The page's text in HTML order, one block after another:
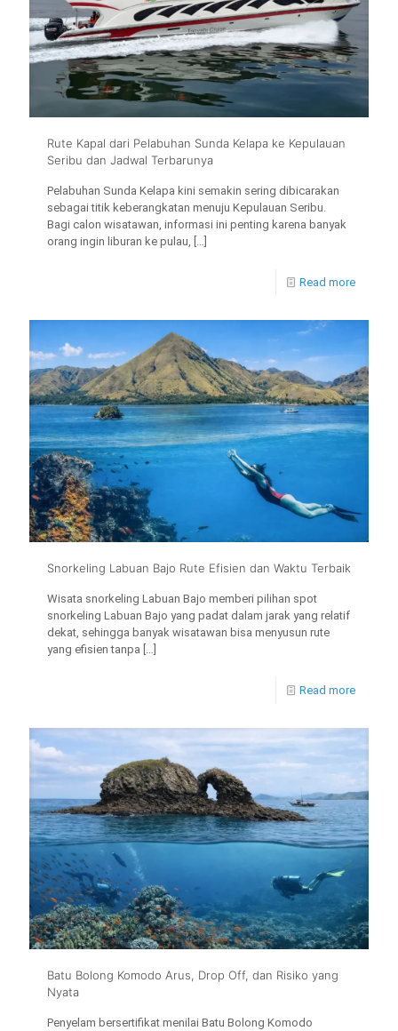
Rute Kapal dari Pelabuhan Sunda Kelapa ke Kepulauan
Seribu dan Jadwal Terbarunya
Pelabuhan Sunda Kelapa kini semakin sering dibicarakan
sebagai titik keberangkatan menuju Kepulauan Seribu.
Bagi calon wisatawan, informasi ini penting karena banyak
orang ingin liburan ke pulau, […]
Read more
Snorkeling Labuan Bajo Rute Efisien dan Waktu Terbaik
Wisata snorkeling Labuan Bajo memberi pilihan spot
snorkeling Labuan Bajo yang padat dalam jarak yang relatif
dekat, sehingga banyak wisatawan bisa menyusun rute
yang efisien tanpa […]
Read more
Batu Bolong Komodo Arus, Drop Off, dan Risiko yang
Nyata
Penyelam bersertifikat menilai Batu Bolong Komodo